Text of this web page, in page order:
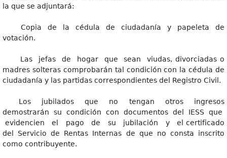
la que se adjuntará:
Copia de la cédula de ciudadanía y papeleta de
votación.
Las jefas de hogar que sean viudas, divorciadas o
madres solteras comprobarán tal condición con la cédula de
ciudadanía y las partidas correspondientes del Registro Civil.
Los jubilados que no tengan otros ingresos
demostrarán su condición con documentos del IESS que
evidencien el pago de su jubilación y el certificado
del Servicio de Rentas Internas de que no consta inscrito
como contribuyente.